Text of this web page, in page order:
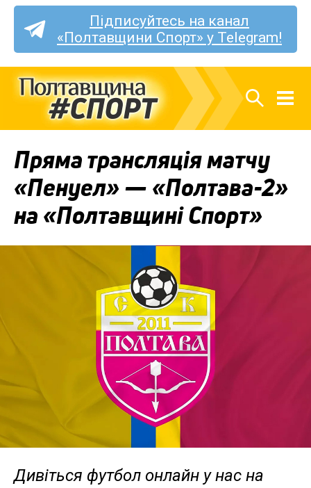
Підписуйтесь на канал
«Полтавщини Спорт» у Telegram!
Пряма трансляція матчу
«Пенуел» — «Полтава-2»
на «Полтавщині Спорт»
Дивіться футбол онлайн у нас на